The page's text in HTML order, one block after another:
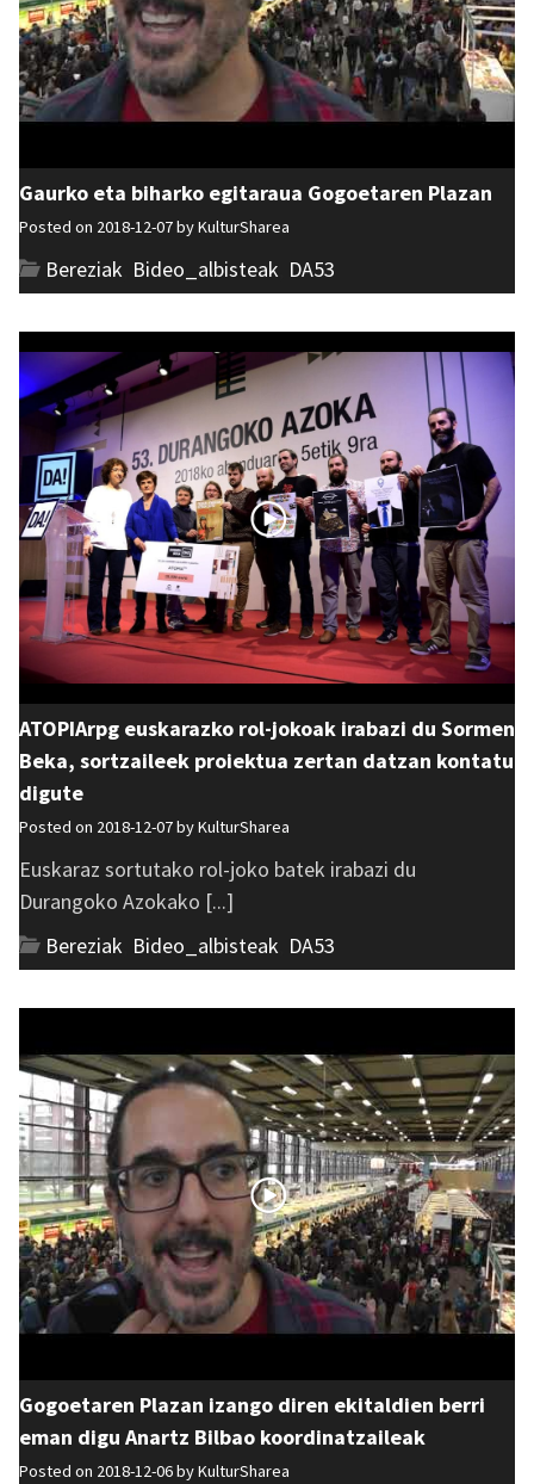
Gaurko eta biharko egitaraua Gogoetaren Plazan
Posted on 2018-12-07 byKulturSharea
Bereziak Bideo_albisteak DA53
ATOPIArpg euskarazko rol-jokoak irabazi du Sormen
Beka, sortzaileek proiektua zertan datzan kontatu
digute
Posted on 2018-12-07 byKulturSharea
Euskaraz sortutako rol-joko batek irabazi du
Durangoko Azokako [...]
Bereziak Bideo_albisteak DA53
Gogoetaren Plazan izango diren ekitaldien berri
eman digu Anartz Bilbao koordinatzaileak
Posted on 2018-12-06 byKulturSharea